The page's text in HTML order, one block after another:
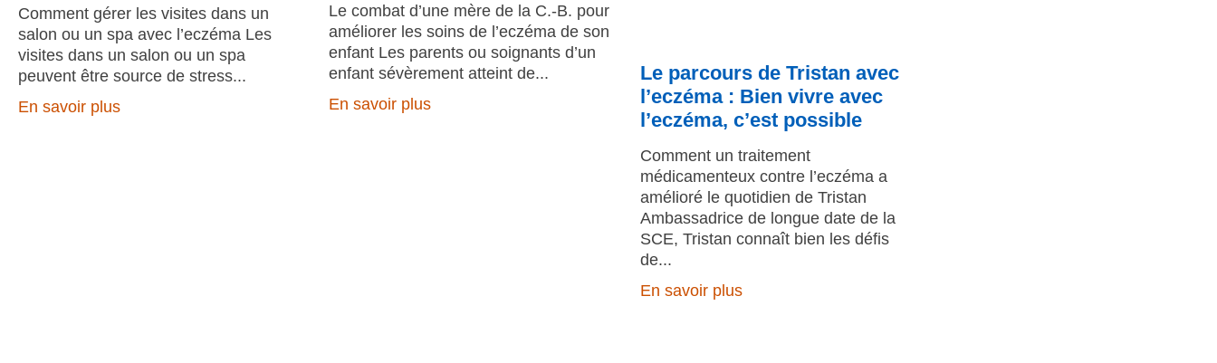
Comment gérer les visites dans un
salon ou un spa avec l’eczéma Les
visites dans un salon ou un spa
peuvent être source de stress
En savoir plus
Le combat d’une mère de la C.-B. pour
améliorer les soins de l’eczéma de son
enfant Les parents ou soignants d’un
enfant sévèrement atteint de
En savoir plus
Le parcours de Tristan avec
l’eczéma : Bien vivre avec
l’eczéma, c’est possible
Comment un traitement
médicamenteux contre l’eczéma a
amélioré le quotidien de Tristan
Ambassadrice de longue date de la
SCE, Tristan connaît bien les défis
de
En savoir plus